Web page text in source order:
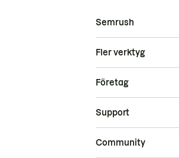
Semrush
Fler verktyg
Företag
Support
Community